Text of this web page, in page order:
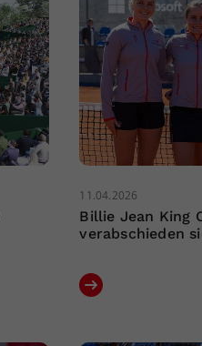
11.04.2026
Billie Jean King
verabschieden